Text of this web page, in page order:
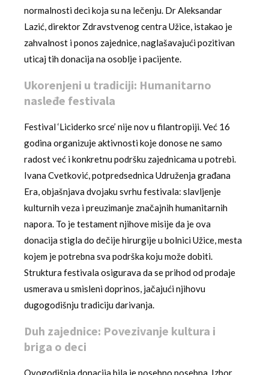
normalnosti deci koja su na lečenju. Dr Aleksandar
Lazić, direktor Zdravstvenog centra Užice, istakao je
zahvalnost i ponos zajednice, naglašavajući pozitivan
uticaj tih donacija na osoblje i pacijente.
Ukorenjeni u tradiciji: Humanitarno
nasleđe festivala
Festival ‘Liciderko srce’ nije nov u filantropiji. Već 16
godina organizuje aktivnosti koje donose ne samo
radost već i konkretnu podršku zajednicama u potrebi.
Ivana Cvetković, potpredsednica Udruženja građana
Era, objašnjava dvojaku svrhu festivala: slavljenje
kulturnih veza i preuzimanje značajnih humanitarnih
napora. To je testament njihove misije da je ova
donacija stigla do dečije hirurgije u bolnici Užice, mesta
kojem je potrebna sva podrška koju može dobiti.
Struktura festivala osigurava da se prihod od prodaje
usmerava u smisleni doprinos, jačajući njihovu
dugogodišnju tradiciju darivanja.
Duh zajednice: Povezivanje kultura i
briga o deci
Ovogodišnja donacija bila je posebno posebna. Izbor